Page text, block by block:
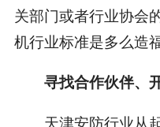
关部门或者行业协会
机行业标准是多么造
寻找合作伙伴、
天津安防行业从起